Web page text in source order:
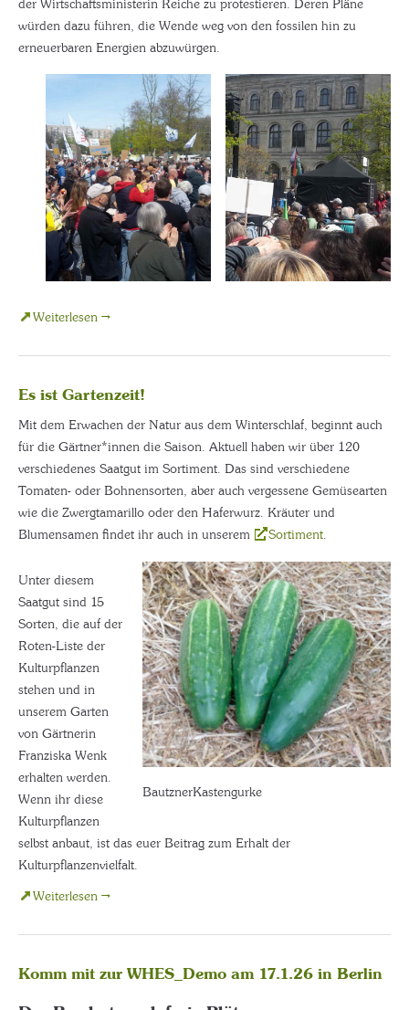
der Wirtschaftsministerin Reiche zu protestieren. Deren Pläne
würden dazu führen, die Wende weg von den fossilen hin zu
erneuerbaren Energien abzuwürgen.
Weiterlesen →
Es ist Gartenzeit!
Mit dem Erwachen der Natur aus dem Winterschlaf, beginnt auch
für die Gärtner*innen die Saison. Aktuell haben wir über 120
verschiedenes Saatgut im Sortiment. Das sind verschiedene
Tomaten- oder Bohnensorten, aber auch vergessene Gemüsearten
wie die Zwergtamarillo oder den Haferwurz. Kräuter und
Blumensamen findet ihr auch in unserem
Sortiment.
BautznerKastengurke
Unter diesem
Saatgut sind 15
Sorten, die auf der
Roten-Liste der
Kulturpflanzen
stehen und in
unserem Garten
von Gärtnerin
Franziska Wenk
erhalten werden.
Wenn ihr diese
Kulturpflanzen
selbst anbaut, ist das euer Beitrag zum Erhalt der
Kulturpflanzenvielfalt.
Weiterlesen →
Komm mit zur WHES_Demo am 17.1.26 in Berlin